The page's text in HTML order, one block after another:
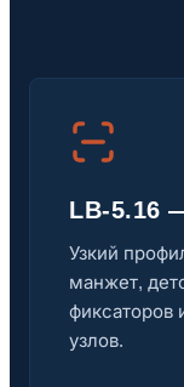
LB-5.16
Узкий
манжет,
фиксаторов
узлов.